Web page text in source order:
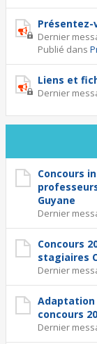
Dernier
Publié dans
Liens et
Dernier
Concours
Guyane
Dernier
Concours
stagiaires
Dernier
Adaptation
concours
Dernier